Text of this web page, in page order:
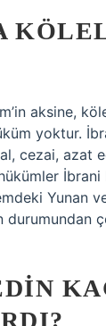
aksine,
yoktur.
cezai, azat
İbrani
Yunan
durumundan